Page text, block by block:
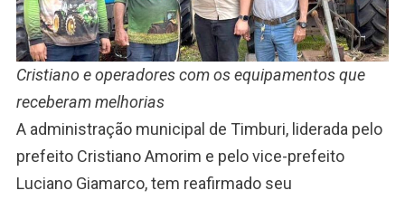
Cristiano e operadores com os equipamentos que
receberam melhorias
A administração municipal de Timburi, liderada pelo
prefeito Cristiano Amorim e pelo vice-prefeito
Luciano Giamarco, tem reafirmado seu